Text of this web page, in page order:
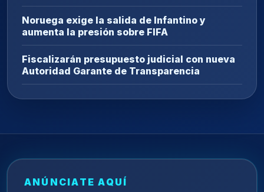
Noruega exige la salida de Infantino y
aumenta la presión sobre FIFA
Fiscalizarán presupuesto judicial con nueva
Autoridad Garante de Transparencia
ANÚNCIATE AQUÍ